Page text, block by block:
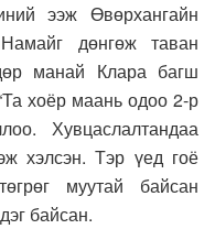
ээж Өвөрхангайн
дөнгөж таван
манай Клара багш
хоёр маань одоо 2-р
Хувцаслалтандаа
хэлсэн. Тэр үед гоё
муутай байсан
байсан.